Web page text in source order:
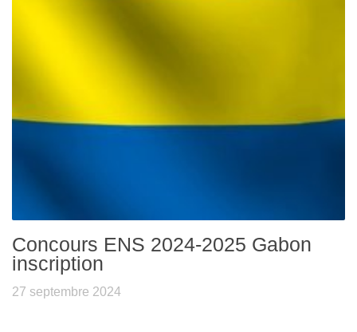
Concours ENS 2024-2025 Gabon
inscription
27 septembre 2024